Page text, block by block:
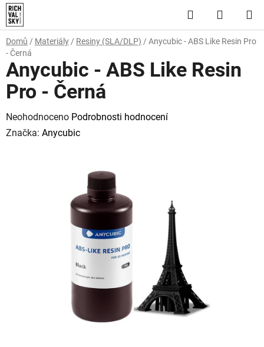
Přejít
na
obsah
Hledat
KOŠÍK
Domů / Materiály / Resiny (SLA/DLP) / Anycubic - ABS Like Resin Pro
- Černá
Anycubic - ABS Like Resin
Pro - Černá
Průměrné
hodnocení
Neohodnoceno Podrobnosti hodnocení
Značka: Anycubic